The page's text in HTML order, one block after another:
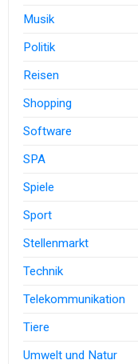
Musik
Politik
Reisen
Shopping
Software
SPA
Spiele
Sport
Stellenmarkt
Technik
Telekommunikation
Tiere
Umwelt und Natur